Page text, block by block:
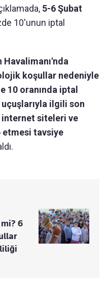
5-6 Şubat
10'unun iptal
Havalimanı'nda
koşullar nedeniyle
10 oranında iptal
ilgili son
siteleri ve
etmesi tavsiye
6